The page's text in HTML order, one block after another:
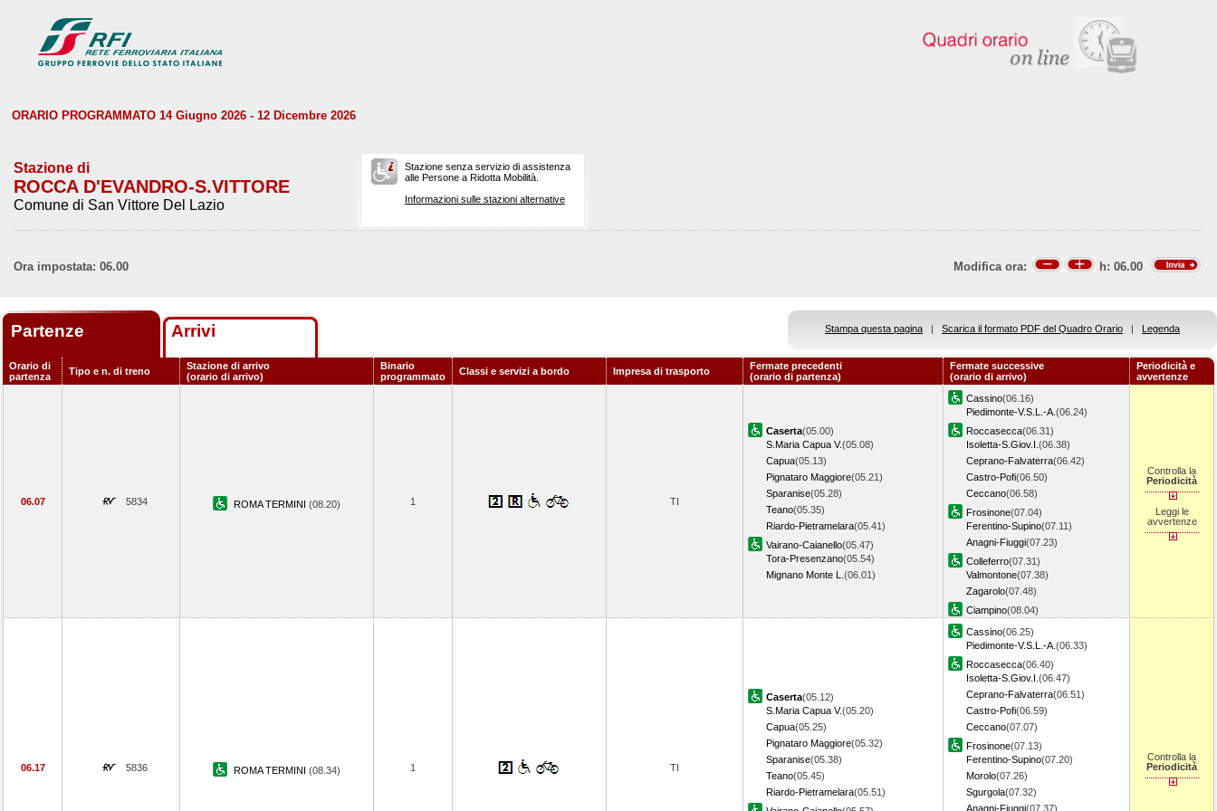
ORARIO PROGRAMMATO 14 Giugno 2026 - 12 Dicembre 2026
Stazione di
ROCCA D'EVANDRO-S.VITTORE
Comune di San Vittore Del Lazio
Stazione senza servizio di assistenza
alle Persone a Ridotta Mobilità.
Informazioni sulle stazioni alternative
Ora impostata: 06.00 Modifica ora: h: 06.00
Partenze Arrivi Stampa questa pagina | Scarica il formato PDF del Quadro Orario | Legenda
Orario di
partenza
Tipo e n. di treno
Stazione di arrivo
(orario di arrivo)
Binario
programmato
Classi e servizi a bordo Impresa di trasporto
Fermate precedenti
(orario di partenza)
Fermate successive
(orario di arrivo)
Periodicità e
avvertenze
06.07 5834 ROMA TERMINI (08.20) 1 TI
Caserta(05.00)
S.Maria Capua V.(05.08)
Capua(05.13)
Pignataro Maggiore(05.21)
Sparanise(05.28)
Teano(05.35)
Riardo-Pietramelara(05.41)
Vairano-Caianello(05.47)
Tora-Presenzano(05.54)
Mignano Monte L. (06.01)
Cassino(06.16)
Piedimonte-V.S.L.-A. (06.24)
Roccasecca(06.31)
Isoletta-S.Giov.I. (06.38)
Ceprano-Falvaterra(06.42)
Castro-Pofi(06.50)
Ceccano(06.58)
Frosinone(07.04)
Ferentino-Supino(07.11)
Anagni-Fiuggi(07.23)
Colleferro(07.31)
Valmontone(07.38)
Zagarolo(07.48)
Ciampino(08.04)
Controlla la
Periodicità
Leggi le
avvertenze
06.17 5836 ROMA TERMINI (08.34) 1 TI
Caserta(05.12)
S.Maria Capua V.(05.20)
Capua(05.25)
Pignataro Maggiore(05.32)
Sparanise(05.38)
Teano(05.45)
Riardo-Pietramelara(05.51)
Cassino(06.25)
Piedimonte-V.S.L.-A. (06.33)
Roccasecca(06.40)
Isoletta-S.Giov.I. (06.47)
Ceprano-Falvaterra(06.51)
Castro-Pofi(06.59)
Ceccano(07.07)
Frosinone(07.13)
Ferentino-Supino(07.20)
Morolo(07.26)
Sgurgola(07.32)
Anagni-Fiuggi(07.37)
Controlla la
Periodicità